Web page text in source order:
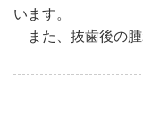
います。
また、抜歯後の腫